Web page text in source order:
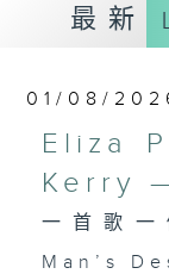
最新
01/08/
Eliza
Kerry
一首歌
Man’s